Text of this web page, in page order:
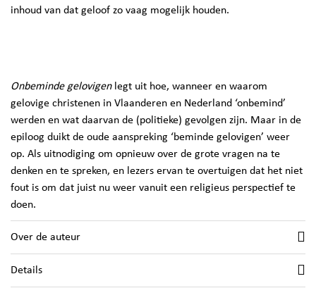
inhoud van dat geloof zo vaag mogelijk houden.
Onbeminde gelovigen legt uit hoe, wanneer en waarom
gelovige christenen in Vlaanderen en Nederland ‘onbemind’
werden en wat daarvan de (politieke) gevolgen zijn. Maar in de
epiloog duikt de oude aanspreking ‘beminde gelovigen’ weer
op. Als uitnodiging om opnieuw over de grote vragen na te
denken en te spreken, en lezers ervan te overtuigen dat het niet
fout is om dat juist nu weer vanuit een religieus perspectief te
doen.
Over de auteur
Details